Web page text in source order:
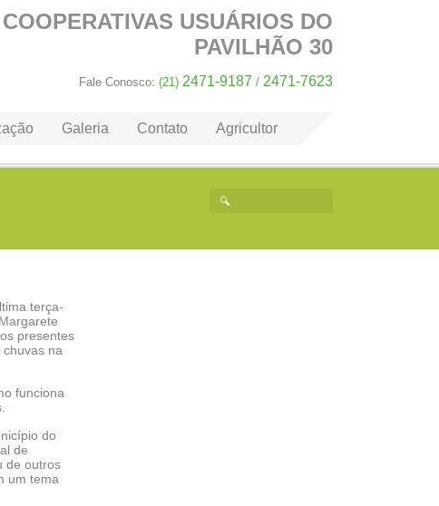
USUÁRIOS DO
PAVILHÃO 30
Fale Conosco: (21) 2471-9187 / 2471-7623
Galeria Contato Agricultor
terça-
presentes
na
funciona
do
de
de outros
um tema